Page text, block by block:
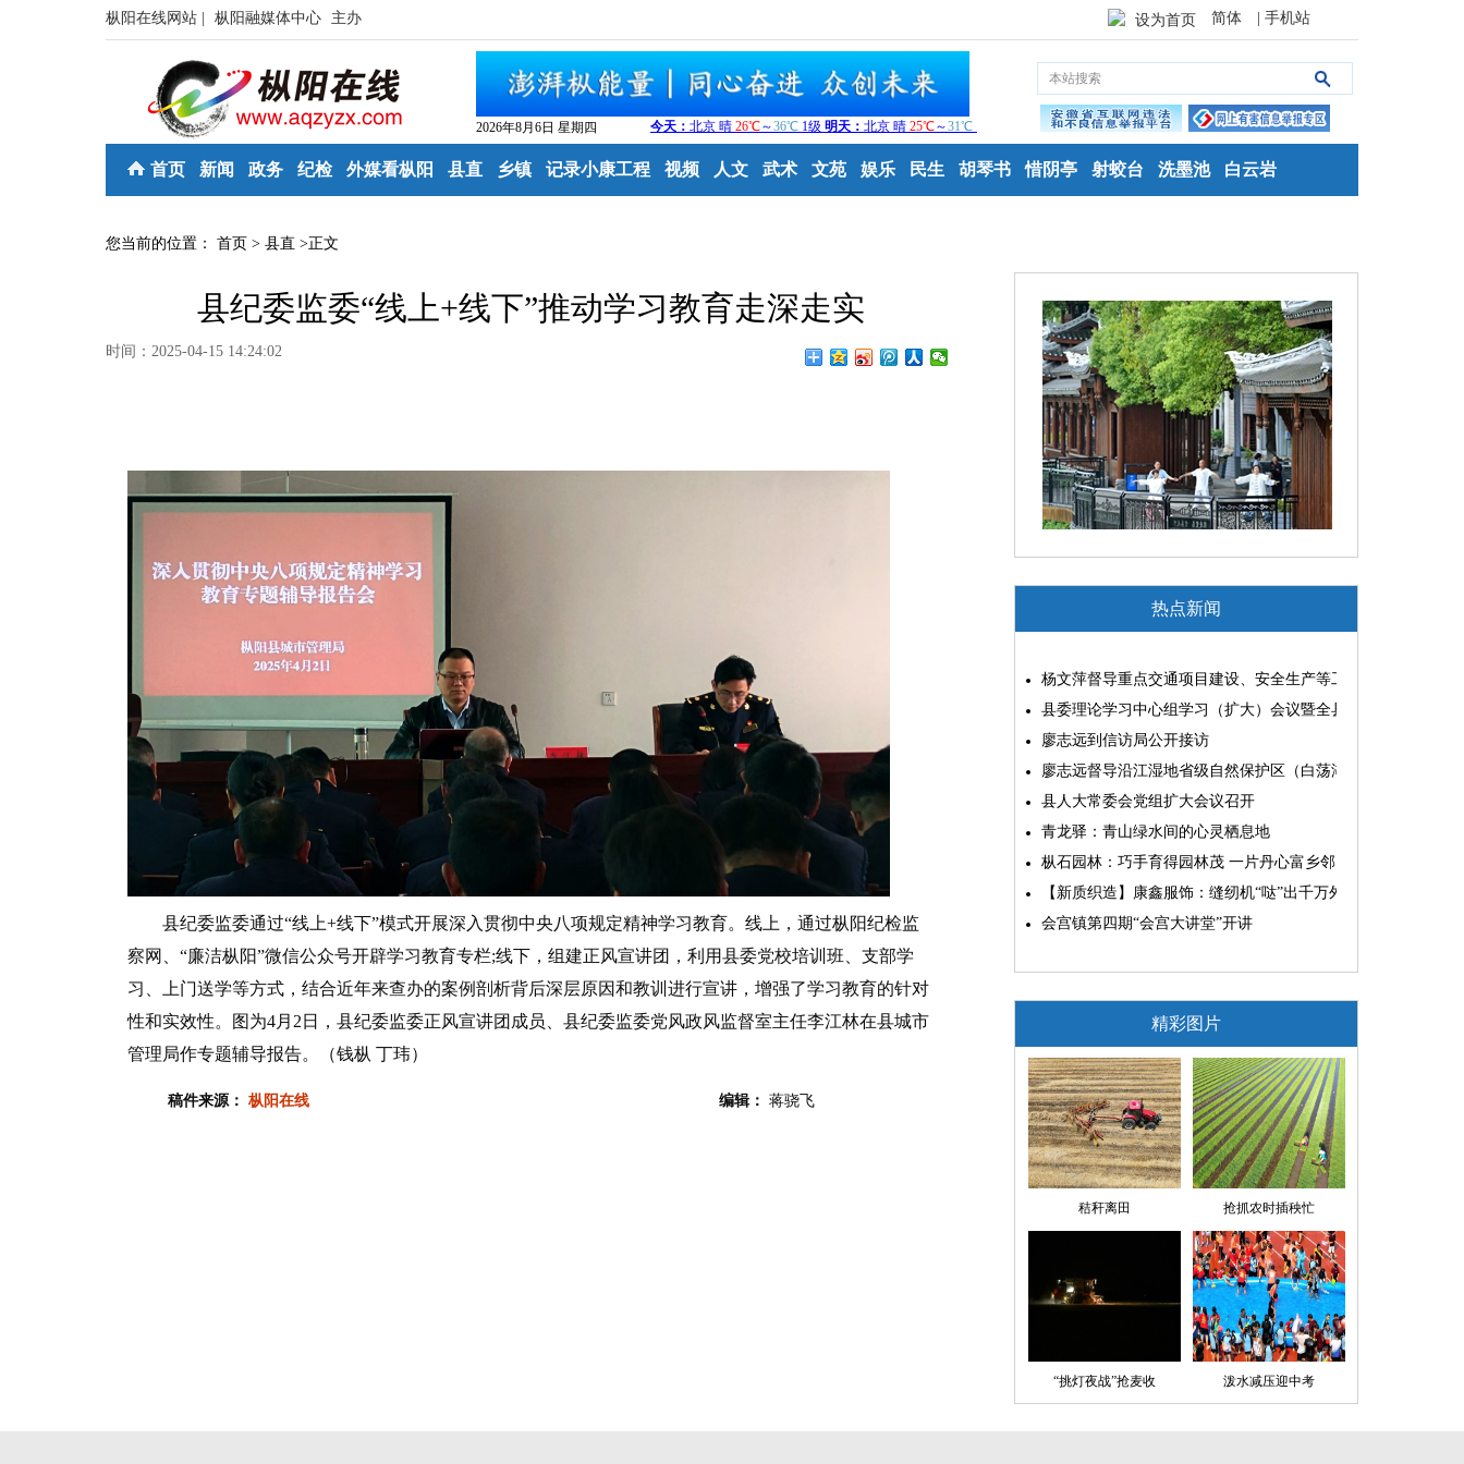
枞阳在线网站 | 枞阳融媒体中心 主办 设为首页 简体 | 手机站
2026年8月6日 星期四
首页 新闻 政务 纪检 外媒看枞阳 县直 乡镇 记录小康工程 视频 人文 武术 文苑 娱乐 民生 胡琴书 惜阴亭 射蛟台 洗墨池 白云岩
您当前的位置： 首页 > 县直 >正文
县纪委监委“线上+线下”推动学习教育走深走实
时间：2025-04-15 14:24:02
县纪委监委通过“线上+线下”模式开展深入贯彻中央八项规定精神学习教育。线上，通过枞阳纪检监
察网、“廉洁枞阳”微信公众号开辟学习教育专栏;线下，组建正风宣讲团，利用县委党校培训班、支部学
习、上门送学等方式，结合近年来查办的案例剖析背后深层原因和教训进行宣讲，增强了学习教育的针对
性和实效性。图为4月2日，县纪委监委正风宣讲团成员、县纪委监委党风政风监督室主任李江林在县城市
管理局作专题辅导报告。（钱枞 丁玮）
稿件来源： 枞阳在线 编辑： 蒋骁飞
热点新闻
杨文萍督导重点交通项目建设、安全生产等工作
县委理论学习中心组学习（扩大）会议暨全县“两为”能力素质
廖志远到信访局公开接访
廖志远督导沿江湿地省级自然保护区（白荡湖片区）问题整改
县人大常委会党组扩大会议召开
青龙驿：青山绿水间的心灵栖息地
枞石园林：巧手育得园林茂 一片丹心富乡邻
【新质织造】康鑫服饰：缝纫机“哒”出千万外贸大生意
会宫镇第四期“会宫大讲堂”开讲
精彩图片
秸秆离田 抢抓农时插秧忙
“挑灯夜战”抢麦收 泼水减压迎中考